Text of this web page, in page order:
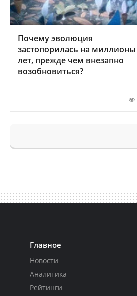
Почему эволюция
застопорилась на миллионы
лет, прежде чем внезапно
возобновиться?
Главное
Новости
Аналитика
Рейтинги